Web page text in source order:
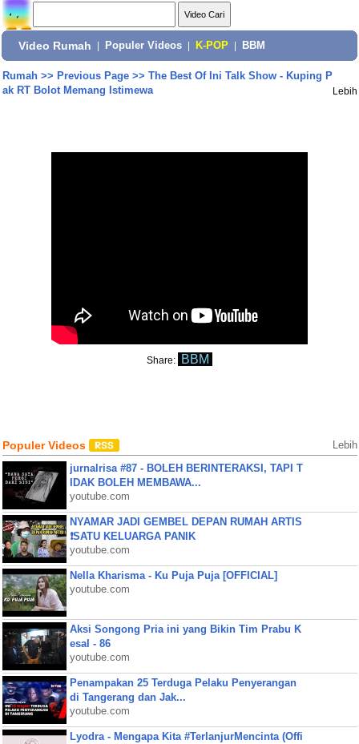
Video Rumah Populer Videos K-POP BBM
Rumah>> Previous Page>> The Best Of Ini Talk Show - Kuping P
ak RT Bolot Memang Istimewa
Lebih
Share: BBM
Populer Videos Lebih
jurnalrisa #87 - BOLEH BERINTERAKSI, TAPI T
IDAK BOLEH MEMBAWA...
youtube.com
NYAMAR JADI GEMBEL DEPAN RUMAH ARTIS
❗SATU KELUARGA PANIK
youtube.com
Nella Kharisma - Ku Puja Puja [OFFICIAL]
youtube.com
Aksi Songong Pria ini yang Bikin Tim Prabu K
esal - 86
youtube.com
Penampakan 25 Terduga Pelaku Penyerangan
di Tangerang dan Jak...
youtube.com
Lyodra - Mengapa Kita #TerlanjurMencinta (Offi